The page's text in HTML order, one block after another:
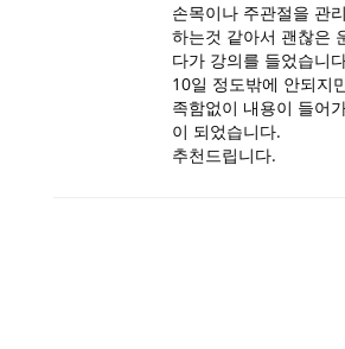
손목이나 주관절을 관
하는것 같아서 괜찮은
다가 강의를 들었습니
10일 정도밖에 안되지
족함없이 내용이 들어
이 되었습니다.
추천드립니다.